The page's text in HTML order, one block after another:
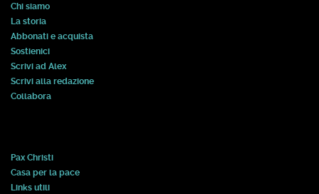
Chi siamo
La storia
Abbonati e acquista
Sostienici
Scrivi ad Alex
Scrivi alla redazione
Collabora
Pax Christi
Casa per la pace
Links utili